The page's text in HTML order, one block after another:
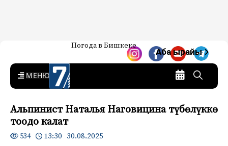
7-канал. Жаңылыктар —
Кыргызстан
Жаңылыктар — Кыргызстан
Погода в Бишкеке
Аба ырайы
MENU
Альпинист Наталья Наговицина түбөлүккө
тоодо калат
534 13:30 30.08.2025